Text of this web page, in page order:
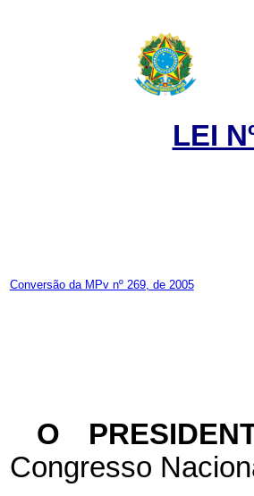
LEI
Conversão da MPv nº 269, de 2005
O
Congresso